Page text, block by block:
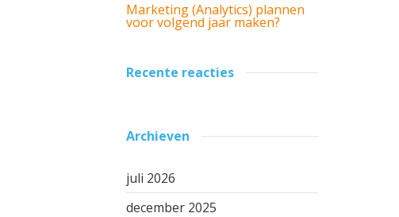
Marketing (Analytics) plannen
voor volgend jaar maken?
Recente reacties
Archieven
juli 2026
december 2025